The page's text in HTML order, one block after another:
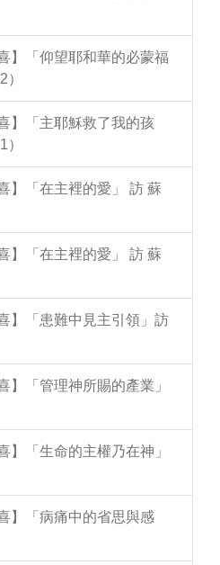
】「仰望耶和華的必蒙福
】「主耶穌救了我的孩
】「在主裡的愛」 訪 蘇
】「在主裡的愛」 訪 蘇
】「患難中見主引領」訪
】「管理神所賜的產業」
】「生命的主權乃在神」
】「病痛中的省思與感